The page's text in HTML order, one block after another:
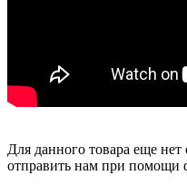
Для данного товара еще
отправить нам при